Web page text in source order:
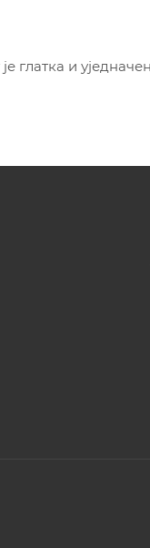
глатка и